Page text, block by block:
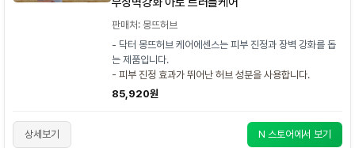
판매처: 몽뜨허브
- 닥터 몽뜨허브 케어에센스는 피부 진정과 장벽 강화를 돕
는 제품입니다.
- 피부 진정 효과가 뛰어난 허브 성분을 사용합니다.
85,920원
상세보기 N 스토어에서 보기